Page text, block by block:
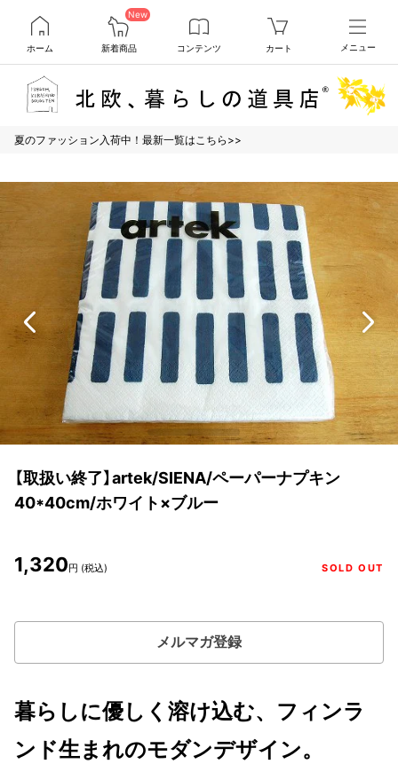
ホーム
New
新着商品 コンテンツ カート メニュー
夏のファッション入荷中！最新一覧はこちら>>
【取扱い終了】artek/SIENA/ペーパーナプキン
40*40cm/ホワイト×ブルー
1,320円 (税込) SOLD OUT
メルマガ登録
暮らしに優しく溶け込む、フィンラ
ンド生まれのモダンデザイン。